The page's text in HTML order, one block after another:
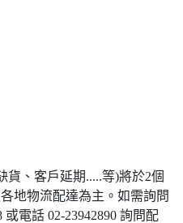
、客戶延期.....等)將於2個
地物流配達為主。如需詢問
電話 02-23942890 詢問配